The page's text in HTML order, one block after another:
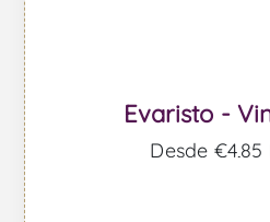
Evaristo -
Desde €4,85